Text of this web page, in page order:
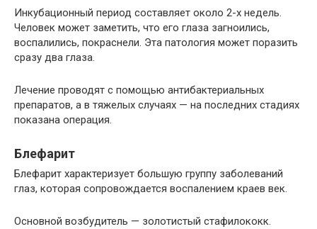
Инкубационный период составляет около 2-х недель.
Человек может заметить, что его глаза загноились,
воспалились, покраснели. Эта патология может поразить
сразу два глаза.
Лечение проводят с помощью антибактериальных
препаратов, а в тяжелых случаях — на последних стадиях
показана операция.
Блефарит
Блефарит характеризует большую группу заболеваний
глаз, которая сопровождается воспалением краев век.
Основной возбудитель — золотистый стафилококк.